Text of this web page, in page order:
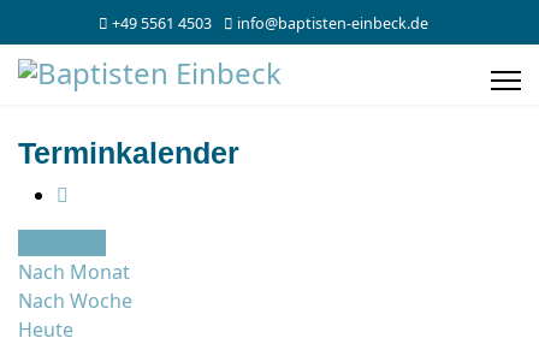
+49 5561 4503 info@baptisten-einbeck.de
Terminkalender
Nach Monat
Nach Woche
Heute